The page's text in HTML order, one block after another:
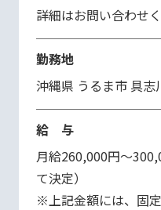
詳細はお問い合わせ
勤務地
沖縄県 うるま市 具志
給 与
月給260,000円～
て決定）
※上記金額には、固